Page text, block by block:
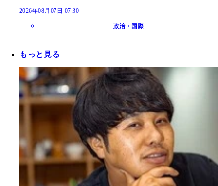
2026年08月07日 07:30
政治・国際
もっと見る